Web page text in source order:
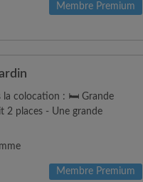
Membre Premium
la colocation : 🛏️ Grande
2 places - Une grande
Membre Premium